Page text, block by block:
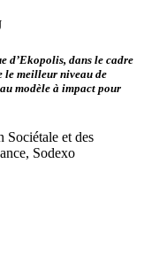
d’Ekopolis, dans le cadre
le meilleur niveau de
modèle à impact pour
Sociétale et des
Sodexo